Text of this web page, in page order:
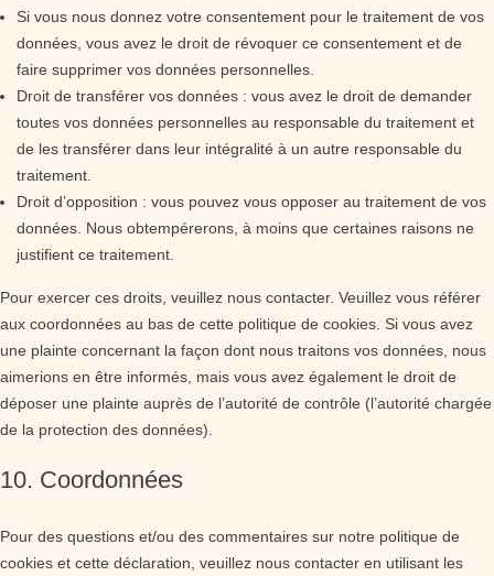
Si vous nous donnez votre consentement pour le traitement de vos
données, vous avez le droit de révoquer ce consentement et de
faire supprimer vos données personnelles.
Droit de transférer vos données : vous avez le droit de demander
toutes vos données personnelles au responsable du traitement et
de les transférer dans leur intégralité à un autre responsable du
traitement.
Droit d’opposition : vous pouvez vous opposer au traitement de vos
données. Nous obtempérerons, à moins que certaines raisons ne
justifient ce traitement.
Pour exercer ces droits, veuillez nous contacter. Veuillez vous référer
aux coordonnées au bas de cette politique de cookies. Si vous avez
une plainte concernant la façon dont nous traitons vos données, nous
aimerions en être informés, mais vous avez également le droit de
déposer une plainte auprès de l’autorité de contrôle (l’autorité chargée
de la protection des données).
10. Coordonnées
Pour des questions et/ou des commentaires sur notre politique de
cookies et cette déclaration, veuillez nous contacter en utilisant les